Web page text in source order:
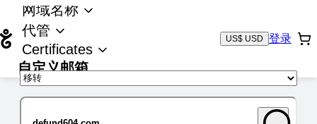
网域名称
代管
Certificates
自定义邮箱
US$ USD 登录